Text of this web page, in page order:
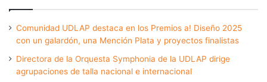
Comunidad UDLAP destaca en los Premios a! Diseño 2025
con un galardón, una Mención Plata y proyectos finalistas
Directora de la Orquesta Symphonia de la UDLAP dirige
agrupaciones de talla nacional e internacional